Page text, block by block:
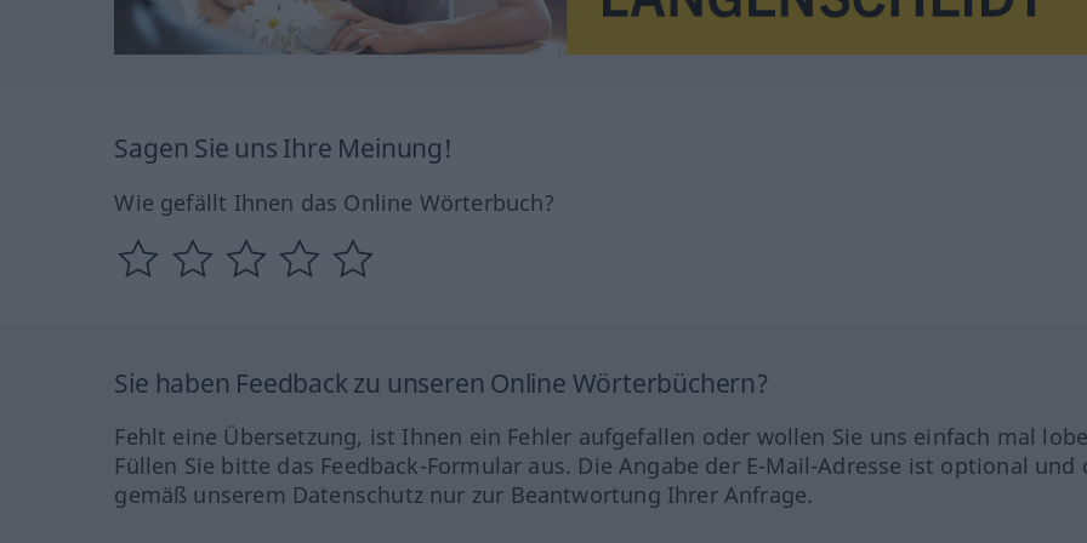
Sagen Sie uns Ihre Meinung!
Wie gefällt Ihnen das Online Wörterbuch?
Sie haben Feedback zu unseren Online Wörterbüchern?
Fehlt eine Übersetzung, ist Ihnen ein Fehler aufgefallen oder wollen Sie uns einfach mal
Füllen Sie bitte das Feedback-Formular aus. Die Angabe der E-Mail-Adresse ist optional und
gemäß unserem Datenschutz nur zur Beantwortung Ihrer Anfrage.